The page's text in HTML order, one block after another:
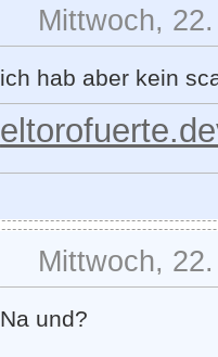
Mittwoch,
ich hab aber kein
Mittwoch,
Na und?